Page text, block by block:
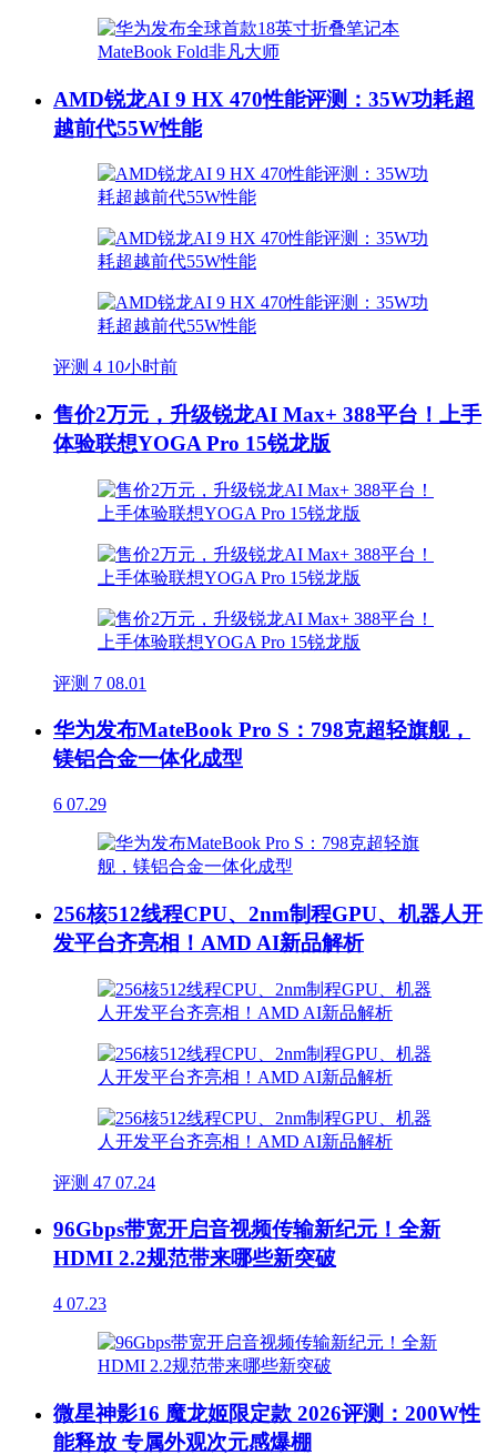
AMD锐龙AI 9 HX 470性能评测：35W功耗超
越前代55W性能
评测 4 10小时前
售价2万元，升级锐龙AI Max+ 388平台！上手
体验联想YOGA Pro 15锐龙版
评测 7 08.01
华为发布MateBook Pro S：798克超轻旗舰，
镁铝合金一体化成型
6 07.29
256核512线程CPU、2nm制程GPU、机器人开
发平台齐亮相！AMD AI新品解析
评测 47 07.24
96Gbps带宽开启音视频传输新纪元！全新
HDMI 2.2规范带来哪些新突破
4 07.23
微星神影16 魔龙姬限定款 2026评测：200W性
能释放 专属外观次元感爆棚